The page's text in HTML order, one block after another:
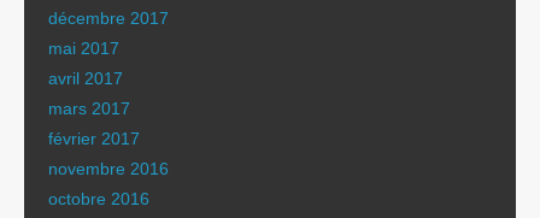
décembre 2017
mai 2017
avril 2017
mars 2017
février 2017
novembre 2016
octobre 2016